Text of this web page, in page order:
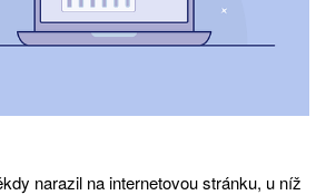
narazil na internetovou stránku, u níž